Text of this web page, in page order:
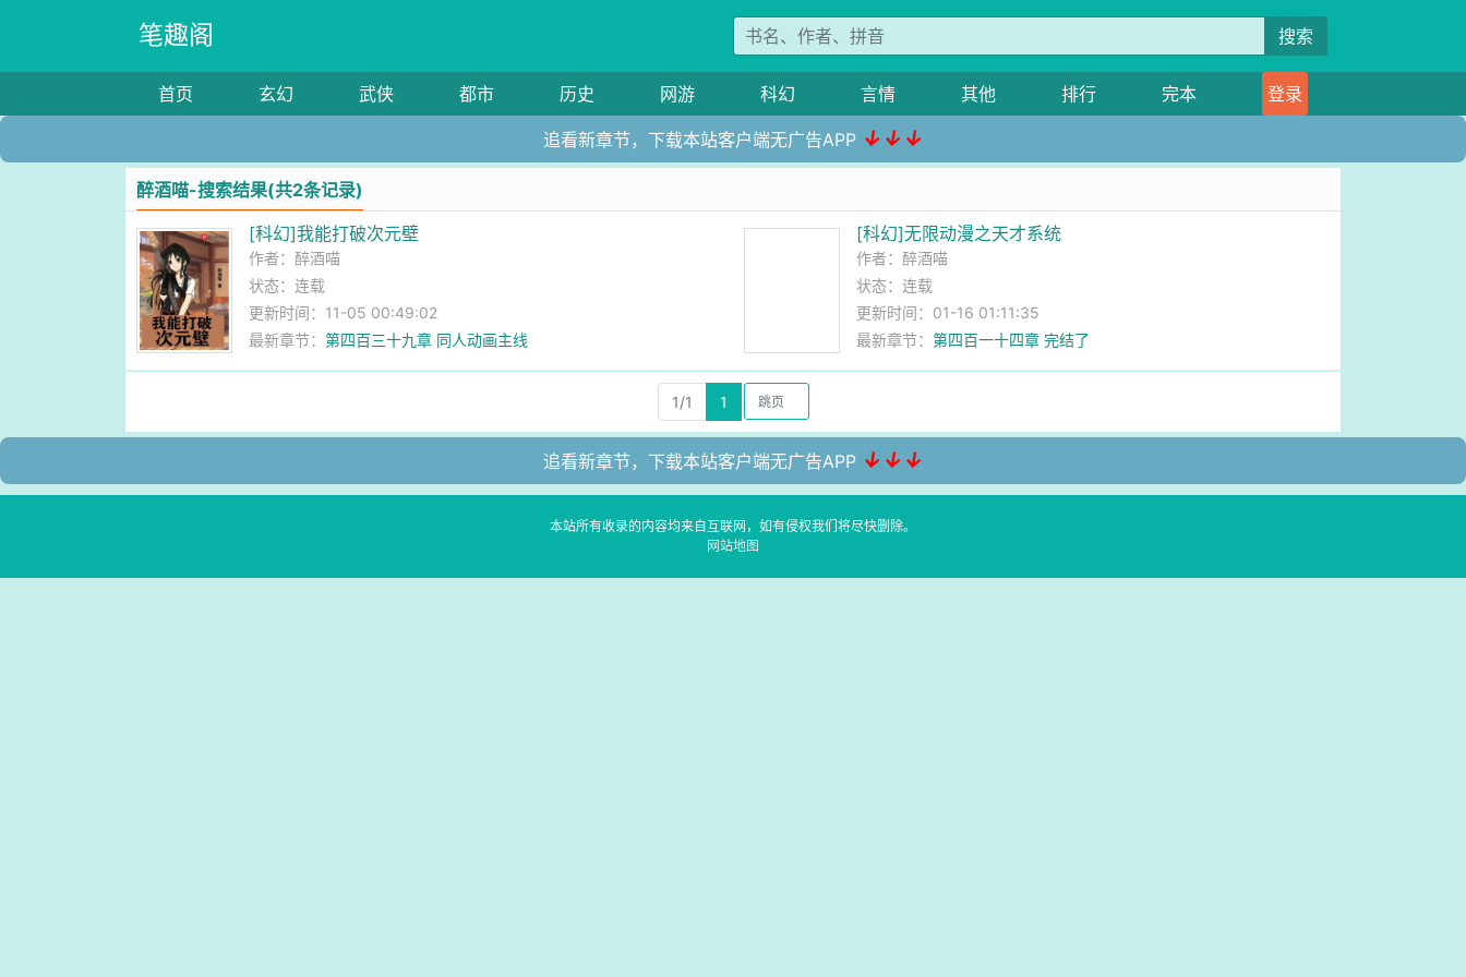
笔趣阁 搜索
首页 玄幻 武侠 都市 历史 网游 科幻 言情 其他 排行 完本 登录
追看新章节，下载本站客户端无广告APP ↓↓↓
醉酒喵-搜索结果(共2条记录)
[科幻]我能打破次元壁
作者：醉酒喵
状态：连载
更新时间：11-05 00:49:02
最新章节：第四百三十九章 同人动画主线
[科幻]无限动漫之天才系统
作者： 醉酒喵
状态：连载
更新时间：01-16 01:11:35
最新章节： 第四百一十四章 完结了
1/1 1
追看新章节，下载本站客户端无广告APP ↓↓↓
本站所有收录的内容均来自互联网，如有侵权我们将尽快删除。
网站地图